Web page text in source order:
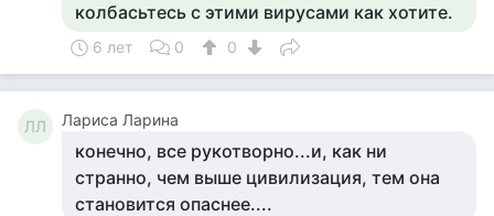
колбасьтесь с этими вирусами как хотите.
6 лет 0 0
ЛЛ Лариса Ларина
конечно, все рукотворно...и, как ни
странно, чем выше цивилизация, тем она
становится опаснее....